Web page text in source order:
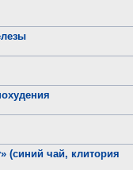
(синий чай, клитория